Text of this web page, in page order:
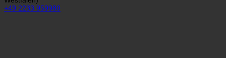
+49 2233 959980